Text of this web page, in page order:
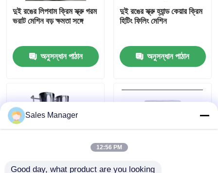
কারখানা ভ্রমণ
মান নিয়ন্ত্রণ
লিপস্টিক উৎপাদন লাইন
মাস্কারা ভর্তি মেশিন
দুই রঙের লিপবাম ক্রিম স্ক্রু গরম
ভরাট মেশিন বড় ক্ষমতা সঙ্গে
অনুসন্ধান পাঠান
দুই রঙের স্ক্রু হ্যান্ড কেয়ার ক্রিম
হিটিং ফিলিং মেশিন
অনুসন্ধান পাঠান
Sales Manager
12:56 PM
Good day, what product are you looking